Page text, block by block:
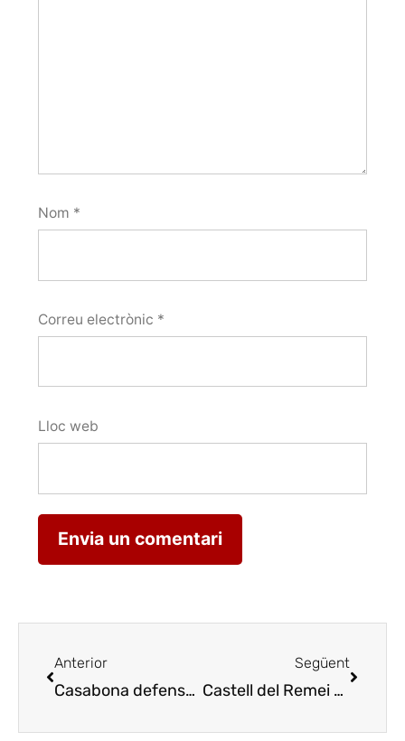
Nom *
Correu electrònic *
Lloc web
Anterior
Casabona defensa les varietats mediterrànies enfront del canvi climàtic
Següent
Castell del Remei acull la trobada anual dels cellers Costers del Segre